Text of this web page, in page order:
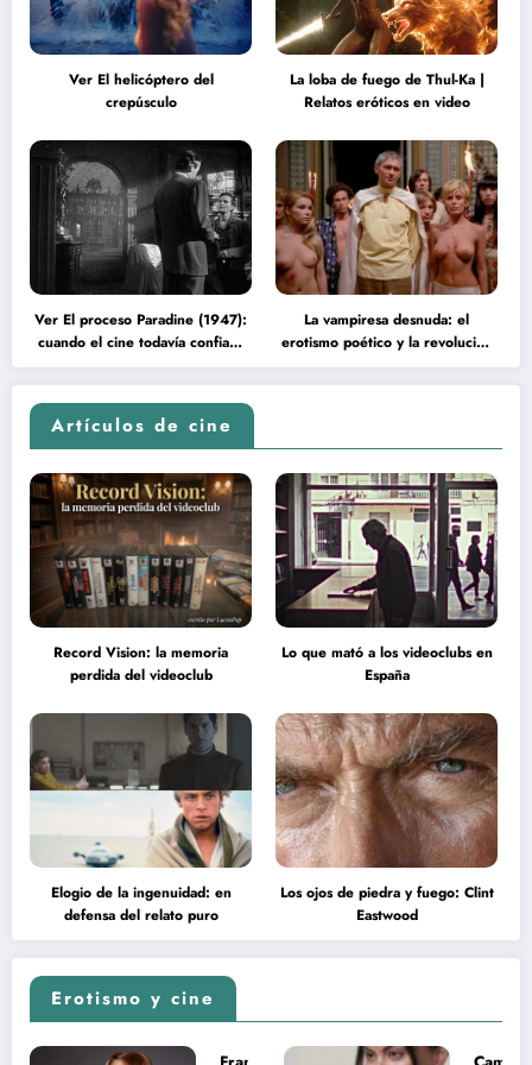
Ver El helicóptero del
crepúsculo
La loba de fuego de Thul-Ka |
Relatos eróticos en video
Ver El proceso Paradine (1947):
cuando el cine todavía confiaba
en la inteligencia del espectador
La vampiresa desnuda: el
erotismo poético y la revolución
psicodélica de Jean Rollin
Artículos de cine
Record Vision: la memoria
perdida del videoclub
Lo que mató a los videoclubs en
España
Elogio de la ingenuidad: en
defensa del relato puro
Los ojos de piedra y fuego: Clint
Eastwood
Erotismo y cine